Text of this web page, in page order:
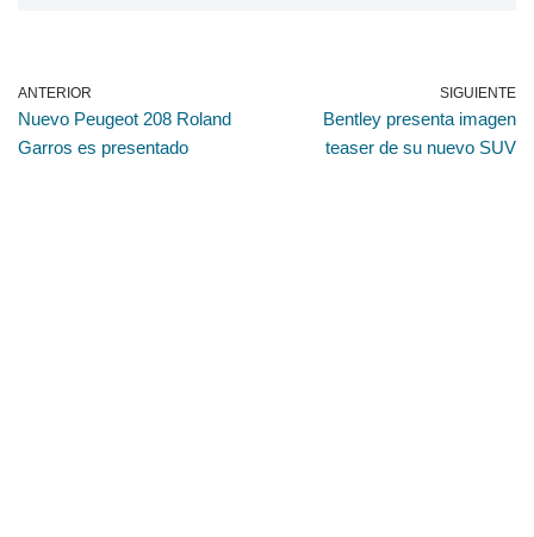
ANTERIOR
Nuevo Peugeot 208 Roland
Garros es presentado
SIGUIENTE
Bentley presenta imagen
teaser de su nuevo SUV